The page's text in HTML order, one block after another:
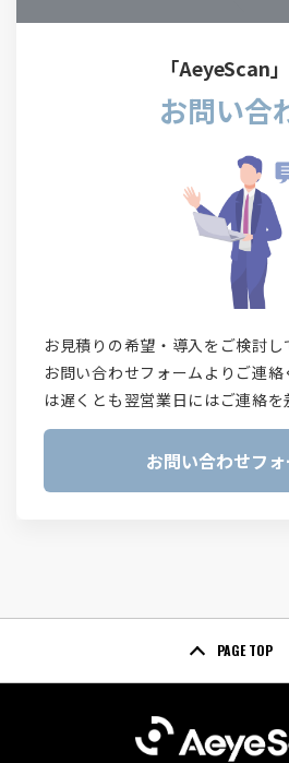
「AeyeScan
お問い合
お見積りの希望・導入をご検討
お問い合わせフォームよりご連
は遅くとも翌営業日にはご連絡を
お問い合わせフ
PAGE TOP